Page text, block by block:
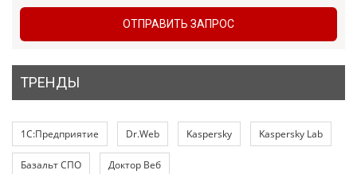
ОТПРАВИТЬ ЗАПРОС
ТРЕНДЫ
1С:Предприятие Dr.Web Kaspersky Kaspersky Lab
Базальт СПО Доктор Веб